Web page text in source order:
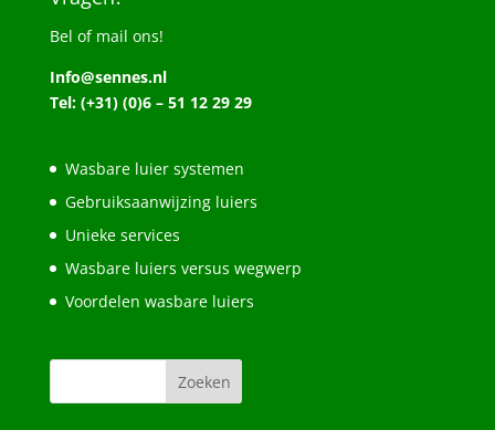
Bel of mail ons!
Info@sennes.nl
Tel: (+31) (0)6 – 51 12 29 29
Wasbare luier systemen
Gebruiksaanwijzing luiers
Unieke services
Wasbare luiers versus wegwerp
Voordelen wasbare luiers